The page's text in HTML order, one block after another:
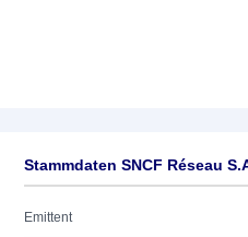
Stammdaten SNCF Réseau
Emittent